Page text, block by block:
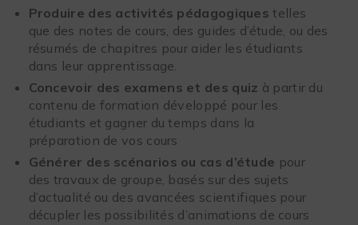
Produire des activités pédagogiques telles
que des notes de cours, des guides d’étude, ou des
résumés de chapitres pour aider les étudiants
dans leur apprentissage.
Concevoir des examens et des quiz à partir du
contenu de formation développé pour les
étudiants et gagner du temps dans la
préparation de vos cours
Générer des scénarios ou cas d’étude pour
des travaux de groupe, basés sur des sujets
d’actualité ou des avancées scientifiques pour
décupler les possibilités d’animations de cours